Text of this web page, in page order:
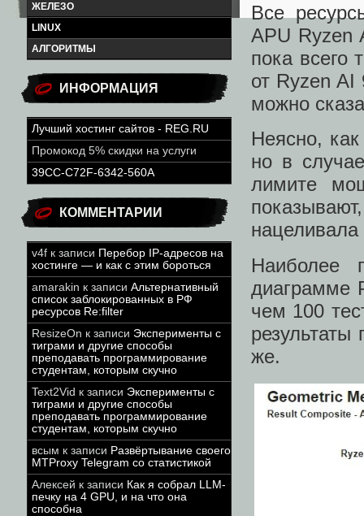
ЖЕЛЕЗО
LINUX
АЛГОРИТМЫ
ИНФОРМАЦИЯ
Лучший хостинг сайтов - REG.RU
Промокод 5% скидки на услуги
39CC-C72F-6342-560A
КОММЕНТАРИИ
v4f к записи Перебор IP-адресов на
хостинге — и как с этим бороться
amarakin к записи Альтернативный
список заблокированных в РФ
ресурсов Re:filter
ResizeOn к записи Эксперименты с
тиграми и другие способы
преподавать программирование
студентам, которым скучно
Text2Vid к записи Эксперименты с
тиграми и другие способы
преподавать программирование
студентам, которым скучно
всым к записи Развёртывание своего
MTProxy Telegram со статистикой
Алексей к записи Как я собрал LLM-
печку на 4 GPU, и на что она
способна
Все
APU Ryzen
пока всего
от Ryzen
можно
Неясно,
но в
лимите
Наиболее
диаграмме
чем 100
результаты
же.